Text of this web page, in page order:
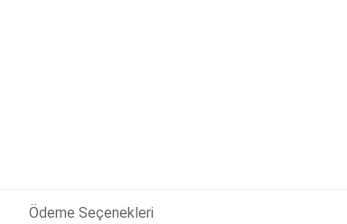
Ödeme Seçenekleri